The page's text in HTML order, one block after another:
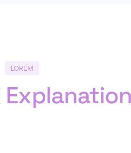
LOREM